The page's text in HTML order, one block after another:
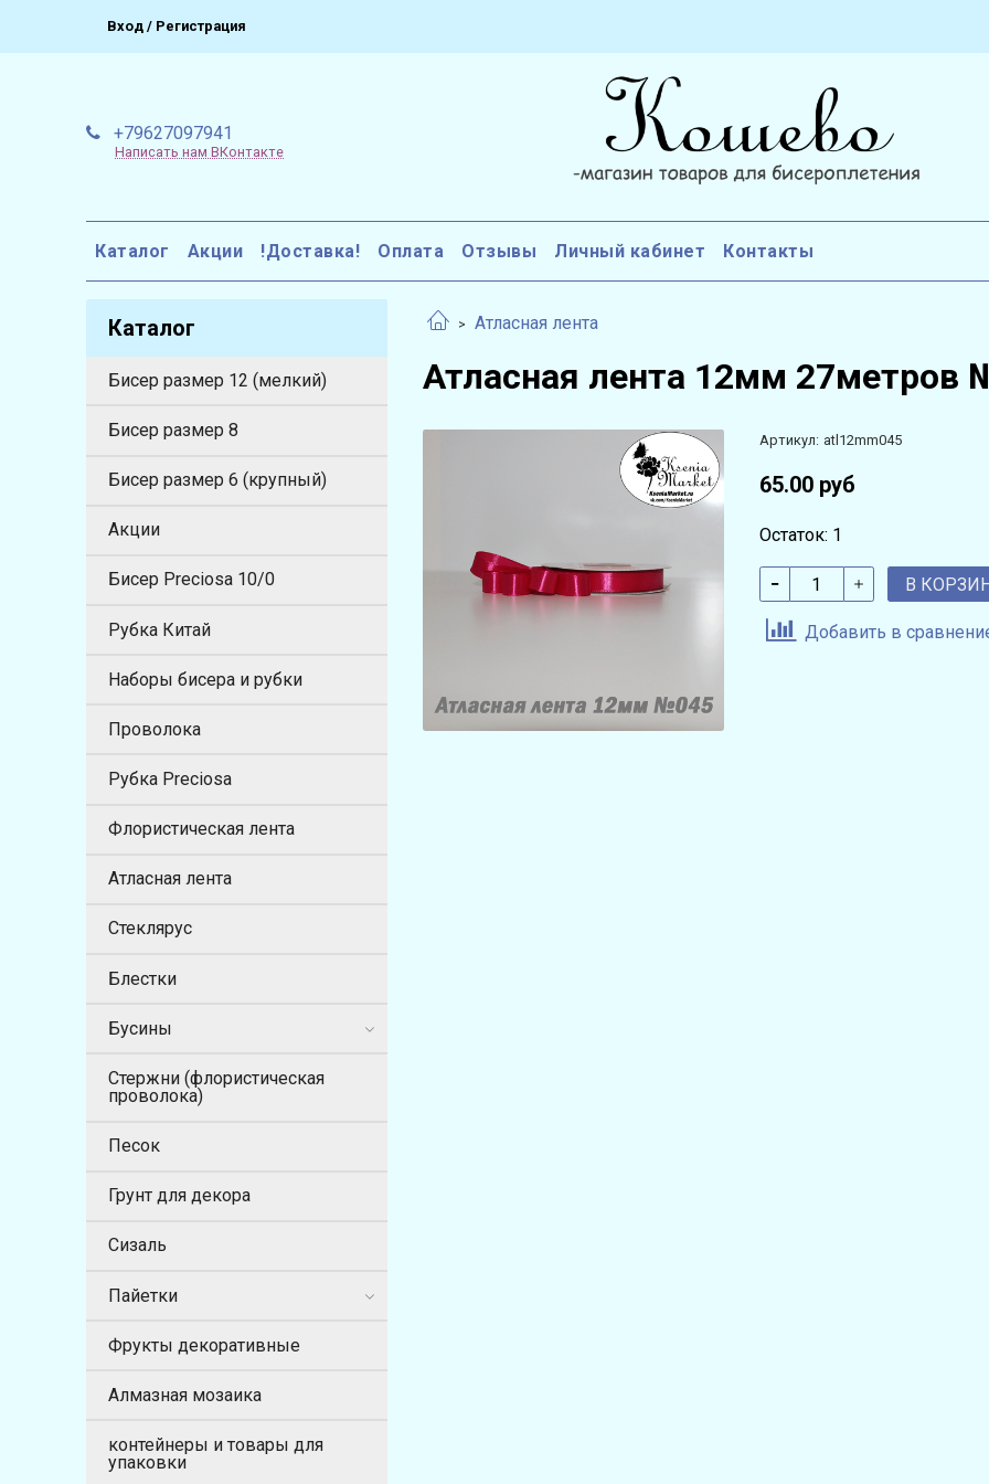
Вход / Регистрация
+79627097941
Написать нам ВКонтакте
Каталог Акции !Доставка! Оплата Отзывы Личный кабинет Контакты
Атласная лента
Атласная лента 12мм 27метров
Артикул: atl12mm045
65.00 руб
Остаток: 1
В
Добавить в
Каталог
Бисер размер 12 (мелкий)
Бисер размер 8
Бисер размер 6 (крупный)
Акции
Бисер Preciosa 10/0
Рубка Китай
Наборы бисера и рубки
Проволока
Рубка Preciosa
Флористическая лента
Атласная лента
Стеклярус
Блестки
Бусины
Стержни (флористическая
проволока)
Песок
Грунт для декора
Сизаль
Пайетки
Фрукты декоративные
Алмазная мозаика
контейнеры и товары для
упаковки